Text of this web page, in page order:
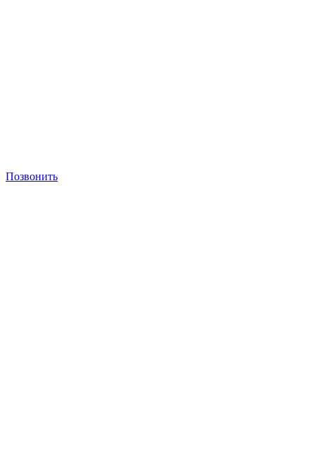
Позвонить